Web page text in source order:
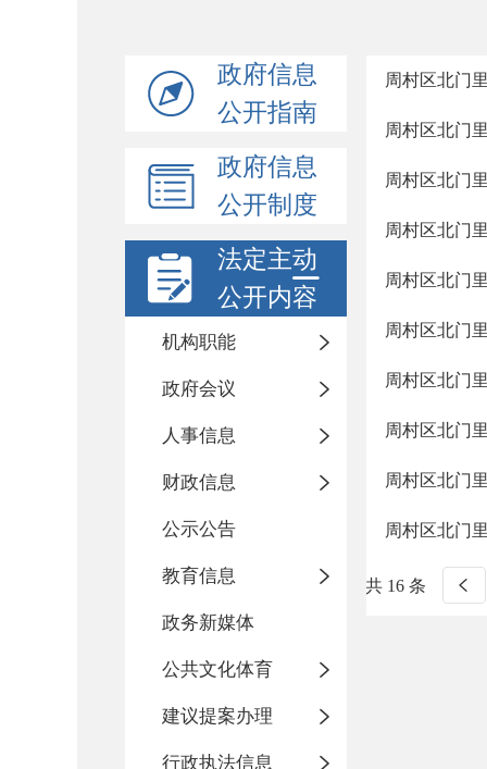
政府信息
公开指南
政府信息
公开制度
法定主动
公开内容
机构职能
政府会议
人事信息
财政信息
公示公告
教育信息
政务新媒体
公共文化体育
建议提案办理
行政执法信息
周村区北门
周村区北门
周村区北门
周村区北门
周村区北门
周村区北门
周村区北门
周村区北门
周村区北门
周村区北门
共 16 条